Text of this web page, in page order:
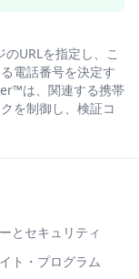
URLを指定し、こ
電話番号を決定す
は、関連する携帯
を制御し、検証コ
とセキュリティ
ト・プログラム